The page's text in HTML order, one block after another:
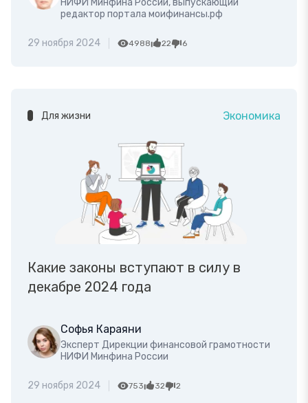
редактор портала моифинансы.рф
29 ноября 2024 4988 22 6
Для жизни Экономика
Какие законы вступают в силу в
декабре 2024 года
Софья Караяни
Эксперт Дирекции финансовой грамотности
НИФИ Минфина России
29 ноября 2024 753 32 2